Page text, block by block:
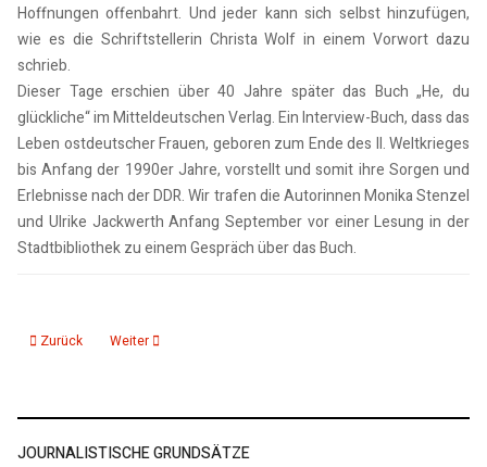
Hoffnungen offenbahrt. Und jeder kann sich selbst hinzufügen,
wie es die Schriftstellerin Christa Wolf in einem Vorwort dazu
schrieb.
Dieser Tage erschien über 40 Jahre später das Buch „He, du
glückliche“ im Mitteldeutschen Verlag. Ein Interview-Buch, dass das
Leben ostdeutscher Frauen, geboren zum Ende des II. Weltkrieges
bis Anfang der 1990er Jahre, vorstellt und somit ihre Sorgen und
Erlebnisse nach der DDR. Wir trafen die Autorinnen Monika Stenzel
und Ulrike Jackwerth Anfang September vor einer Lesung in der
Stadtbibliothek zu einem Gespräch über das Buch.
Vorheriger Beitrag: Phil Collins „Da kommt noch was. Not dead yet“
Zurück Nächster Beitrag: Interview Rüdiger Frank: Unterwegs in
Weiter
JOURNALISTISCHE GRUNDSÄTZE